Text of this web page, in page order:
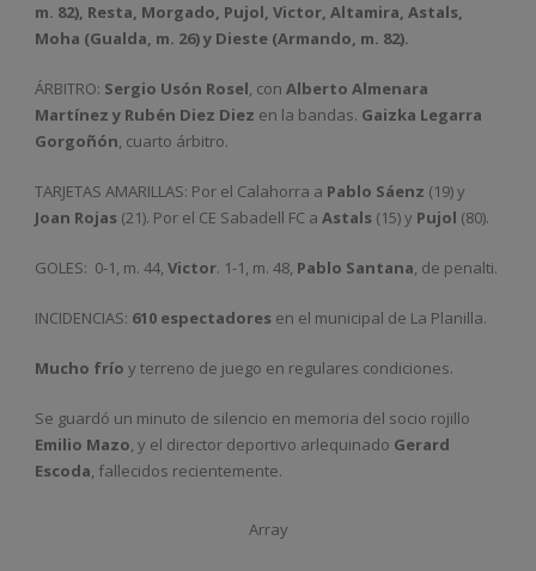
m. 82), Resta, Morgado, Pujol, Victor, Altamira, Astals,
Moha (Gualda, m. 26) y Dieste (Armando, m. 82).
ÁRBITRO: Sergio Usón Rosel, con Alberto Almenara
Martínez y Rubén Diez Diez en la bandas. Gaizka Legarra
Gorgoñón, cuarto árbitro.
TARJETAS AMARILLAS: Por el Calahorra a Pablo Sáenz (19) y
Joan Rojas (21). Por el CE Sabadell FC a Astals (15) y Pujol (80).
GOLES: 0-1, m. 44, Victor. 1-1, m. 48, Pablo Santana, de penalti.
INCIDENCIAS: 610 espectadores en el municipal de La Planilla.
Mucho frío y terreno de juego en regulares condiciones.
Se guardó un minuto de silencio en memoria del socio rojillo
Emilio Mazo, y el director deportivo arlequinado Gerard
Escoda, fallecidos recientemente.
Array